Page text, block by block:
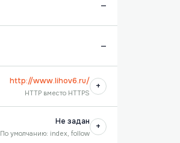
—
—
http://www.lihov6.ru/
HTTP вместо HTTPS
+
Не задан
По умолчанию: index, follow
+